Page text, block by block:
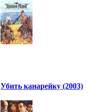
Убить канарейку (2003)